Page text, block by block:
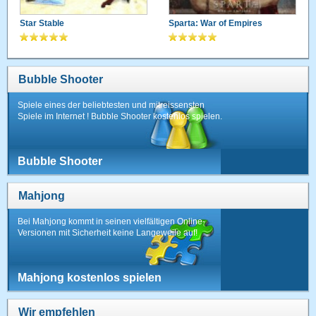
Star Stable Sparta: War of Empires
Bubble Shooter
Spiele eines der beliebtesten und mitreissensten
Spiele im Internet ! Bubble Shooter kostenlos spielen.
Bubble Shooter
Mahjong
Bei Mahjong kommt in seinen vielfältigen Online-
Versionen mit Sicherheit keine Langeweile auf!
Mahjong kostenlos spielen
Wir empfehlen